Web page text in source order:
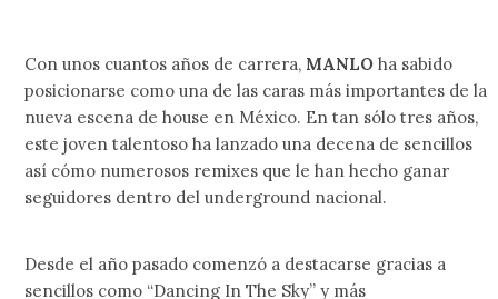
Con unos cuantos años de carrera, MANLOha sabido
posicionarse como una de las caras más importantes de la
nueva escena de house en México. En tan sólo tres años,
este joven talentoso ha lanzado una decena de sencillos
así cómo numerosos remixes que le han hecho ganar
seguidores dentro del underground nacional.
Desde el año pasado comenzó a destacarse gracias a
sencillos como “Dancing In The Sky” y más